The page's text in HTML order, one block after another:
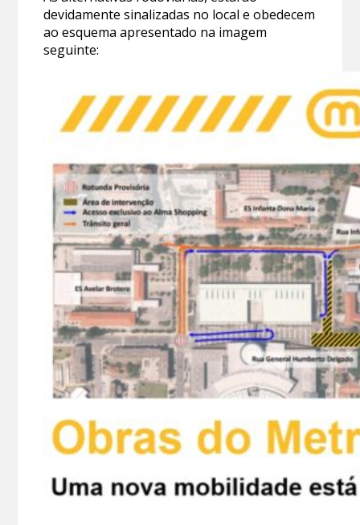
devidamente sinalizadas no local e obedecem
ao esquema apresentado na imagem
seguinte: